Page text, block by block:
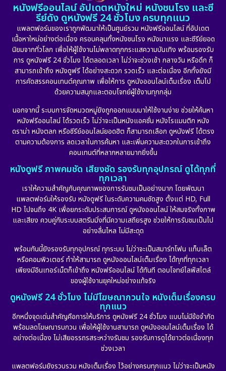
หนังฟรีออนไลน์ อัปเดตหนังใหม่ หนังชนโรง และซี
รีย์ดัง ดูหนังฟรี 24 ชั่วโมง ครบทุกแนว
แพลตฟอร์มของเราถูกพัฒนาให้เป็นศูนย์รวม หนังฟรีออนไลน์ ที่อัปเดต
เนื้อหาใหม่อย่างต่อเนื่อง ครอบคลุมทั้งหนังชนโรง หนังมาแรง และซีรีย์ยอด
นิยมจากทั่วโลก เพื่อให้ผู้ใช้งานไม่พลาดทุกกระแสความบันเทิง พร้อมรองรับ
การ ดูหนังฟรี 24 ชั่วโมง ได้ตลอดเวลา ไม่ว่าจะช่วงเช้า กลางวัน หรือดึก ก็
สามารถเข้าถึง หนังดูฟรี ได้อย่างสะดวก รวดเร็ว และต่อเนื่อง อีกทั้งยังมี
การคัดสรรคอนเทนต์คุณภาพ เพื่อให้การ ดูหนังออนไลน์เต็มเรื่อง เต็มไป
ด้วยความสนุกและตอบโจทย์ผู้ใช้งานทุกกลุ่ม
นอกจากนี้ ระบบการจัดหมวดหมู่ยังถูกออกแบบมาให้ใช้งานง่าย ช่วยให้ค้นหา
หนังฟรีออนไลน์ ได้รวดเร็ว ไม่ว่าจะเป็นหนังแอคชั่น หนังโรแมนติก หนัง
ดราม่า หนังตลก หรือซีรีย์ออนไลน์ยอดฮิต ก็สามารถเลือก ดูหนังฟรี ได้ตรง
ตามความต้องการ ลดเวลาในการค้นหา และเพิ่มความสะดวกในการเข้าถึง
คอนเทนต์ที่หลากหลายมากยิ่งขึ้น
หนังดูฟรี ภาพคมชัด เสียงชัด รองรับทุกอุปกรณ์ ดูได้ทุกที่
ทุกเวลา
เราให้ความสำคัญกับคุณภาพของการรับชมเป็นอย่างมาก โดยพัฒนา
แพลตฟอร์มให้รองรับ หนังดูฟรี ในระดับความคมชัดสูง ตั้งแต่ HD, Full
HD ไปจนถึง 4K เพื่อยกระดับประสบการณ์ ดูหนังออนไลน์ ให้สมจริงทั้งภาพ
และเสียง ควบคู่กับระบบสตรีมมิ่งที่มีความเสถียรสูง ช่วยให้การรับชมเป็นไป
อย่างลื่นไหล ไม่มีสะดุด
พร้อมกันนี้ยังรองรับทุกอุปกรณ์ ทุกระบบ ไม่ว่าจะเป็นสมาร์ทโฟน แท็บเล็ต
หรือคอมพิวเตอร์ ทำให้สามารถ ดูหนังออนไลน์เต็มเรื่อง ได้ทุกที่ทุกเวลา
เพียงมีอินเทอร์เน็ตก็เข้าถึง หนังฟรีออนไลน์ ได้ทันที ตอบโจทย์ไลฟ์สไตล์
ของผู้ใช้งานยุคใหม่อย่างแท้จริง
ดูหนังฟรี 24 ชั่วโมง ไม่มีโฆษณากวนใจ หนังเต็มเรื่องครบ
ทุกแนว
อีกหนึ่งจุดเด่นสำคัญคือการให้บริการ ดูหนังฟรี 24 ชั่วโมง แบบไม่มีข้อจำกัด
พร้อมลดโฆษณารบกวน เพื่อให้ผู้ใช้งานสามารถ ดูหนังออนไลน์เต็มเรื่อง ได้
อย่างต่อเนื่อง ไม่เสียอรรถรสระหว่างรับชม รองรับการดูได้ยาวต่อเนื่องทุก
ช่วงเวลา
แพลตฟอร์มยังรวบรวม หนังเต็มเรื่อง ไว้อย่างครบทุกแนว ไม่ว่าจะเป็นหนัง